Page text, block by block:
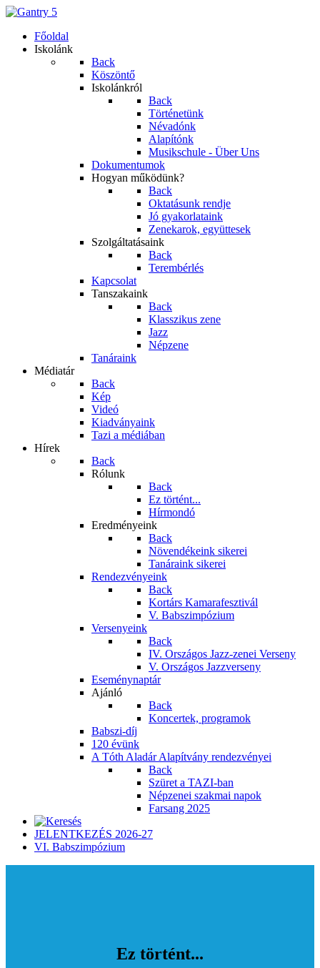
Főoldal
Iskolánk
Back
Köszöntő
Iskolánkról
Back
Történetünk
Névadónk
Alapítónk
Musikschule - Über Uns
Dokumentumok
Hogyan működünk?
Back
Oktatásunk rendje
Jó gyakorlataink
Zenekarok, együttesek
Szolgáltatásaink
Back
Terembérlés
Kapcsolat
Tanszakaink
Back
Klasszikus zene
Jazz
Népzene
Tanáraink
Médiatár
Back
Kép
Videó
Kiadványaink
Tazi a médiában
Hírek
Back
Rólunk
Back
Ez történt...
Hírmondó
Eredményeink
Back
Növendékeink sikerei
Tanáraink sikerei
Rendezvényeink
Back
Kortárs Kamarafesztivál
V. Babszimpózium
Versenyeink
Back
IV. Országos Jazz-zenei Verseny
V. Országos Jazzverseny
Eseménynaptár
Ajánló
Back
Koncertek, programok
Babszi-díj
120 évünk
A Tóth Aladár Alapítvány rendezvényei
Back
Szüret a TAZI-ban
Népzenei szakmai napok
Farsang 2025
JELENTKEZÉS 2026-27
VI. Babszimpózium
Ez történt...